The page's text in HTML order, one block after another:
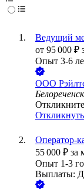
Ведущий
от 95 000 ₽
Опыт 3-6
ООО
Белореченск
Оператор-
55 000 ₽ за
Опыт 1-3
Выплаты: